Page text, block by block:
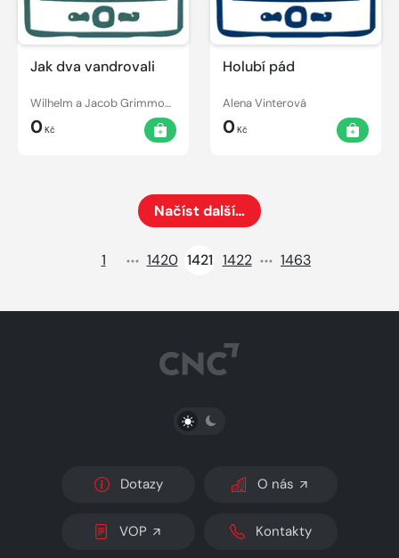
Jak dva vandrovali
Wilhelm a Jacob Grimmové
0Kč
Holubí pád
Alena Vinterová
0Kč
Načíst další…
1
1420 1421 1422 1463
PŘEPNOUT SVĚTLÝ/TMAVÝ REŽIM
Dotazy O nás
VOP Kontakty